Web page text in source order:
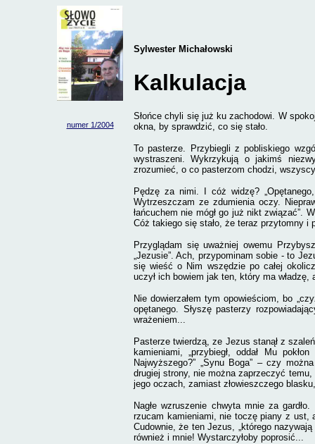
numer 1/2004
Sylwester Michałowski
Kalkulacja
Słońce chyli się już ku zachodowi. W
okna, by sprawdzić, co się stało.
To pasterze. Przybiegli z pobliskiego
wystraszeni. Wykrzykują o jakimś
zrozumieć, o co pasterzom chodzi,
Pędzę za nimi.
I cóż widzę?
Wytrzeszczam ze zdumienia oczy.
łańcuchem nie mógł go już nikt związać”.
Cóż takiego się stało, że teraz przytomny i
Przyglądam się uważniej owemu
„Jezusie”. Ach, przypominam sobie - to
się wieść o Nim wszędzie po całej
uczył ich bowiem jak ten, który ma
Nie dowierzałem tym opowieściom, bo
opętanego. Słyszę pasterzy
wrażeniem...
Pasterze twierdzą, ze Jezus stanął z
kamieniami, „przybiegł, oddał Mu
Najwyższego?” „Synu Boga” – czy
drugiej strony, nie można zaprzeczyć
jego oczach, zamiast złowieszczego
Nagłe wzruszenie chwyta mnie za
rzucam kamieniami, nie toczę piany z ust,
Cudownie, że ten Jezus, „którego
również i mnie! Wystarczyłoby poprosić...